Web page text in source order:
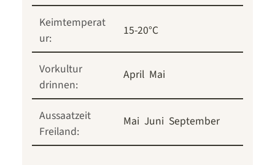
Keimtemperat
ur:
15-20°C
Vorkultur
drinnen:
April Mai
Aussaatzeit
Freiland:
Mai Juni September